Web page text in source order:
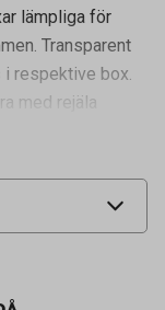
lämpliga för
Transparent
respektive box.
med rejäla
64350319
44111515